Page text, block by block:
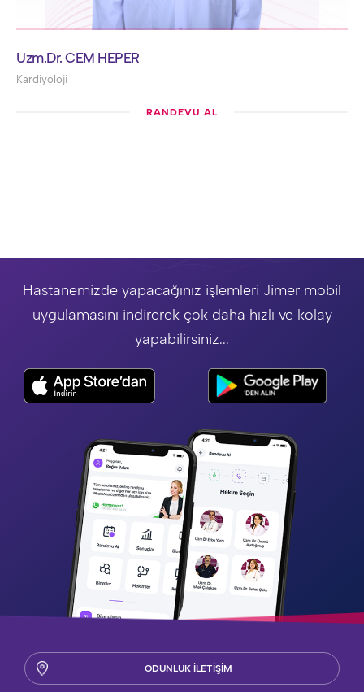
Uzm.Dr. CEM HEPER
Kardiyoloji
RANDEVU AL
Hastanemizde yapacağınız işlemleri Jimer mobil
uygulamasını indirerek çok daha hızlı ve kolay
yapabilirsiniz...
ODUNLUK İLETİŞİM